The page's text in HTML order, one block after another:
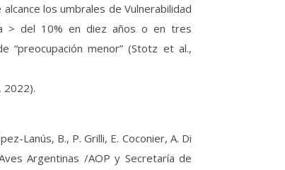
los umbrales de Vulnerabilidad
> del 10% en diez años o en tres
“preocupación menor” (Stotz et al.,
2022).
Lanús, B., P. Grilli, E. Coconier, A. Di
Argentinas /AOP y Secretaría de